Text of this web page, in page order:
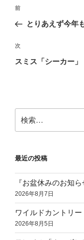
投
ナ
ビ
ゲ
ン
前
の
稿
前
とりあえず今年
次
の
次
スミス「シーカー
索:
最近の投稿
『お盆休みのお知
2026年8月7日
ワイルドカントリ
2026年8月5日